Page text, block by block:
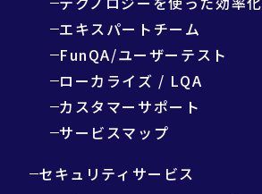
エキスパートチーム
FunQA/ユーザーテスト
ローカライズ / LQA
カスタマーサポート
サービスマップ
セキュリティサービス